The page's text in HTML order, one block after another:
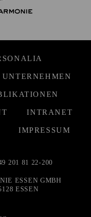
UNTERNEHMEN
INTRANET
IMPRESSUM
201 81 22-200
ESSEN GMBH
ESSEN